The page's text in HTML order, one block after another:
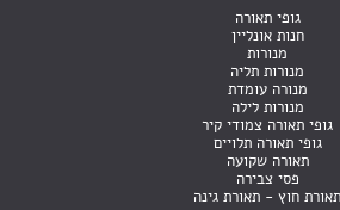
גופי תאורה
חנות אונליין
מנורות
מנורות תליה
מנורה עומדת
מנורות לילה
גופי תאורה צמודי קיר
גופי תאורה תלויים
תאורה שקועה
פסי צבירה
תאורת חוץ - תאורת גינה